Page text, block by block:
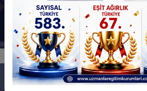
Detaylı Bilgi